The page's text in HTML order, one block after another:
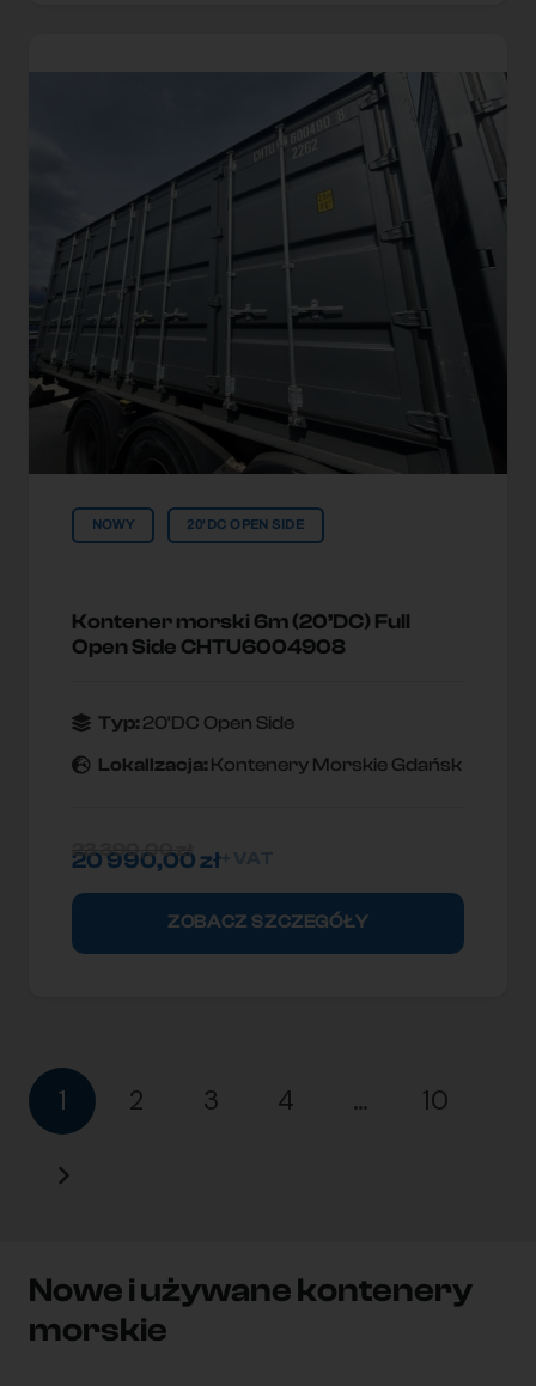
NOWY 20'DC OPEN SIDE
Kontener morski 6m (20’DC) Full
Open Side CHTU6004908
Typ: 20'DC Open Side
Lokallzacja: Kontenery Morskie Gdańsk
20 990,00zł
23 390,00zł
ZOBACZ SZCZEGÓŁY
1 2 3 4 … 10
Nowe i używane kontenery
morskie